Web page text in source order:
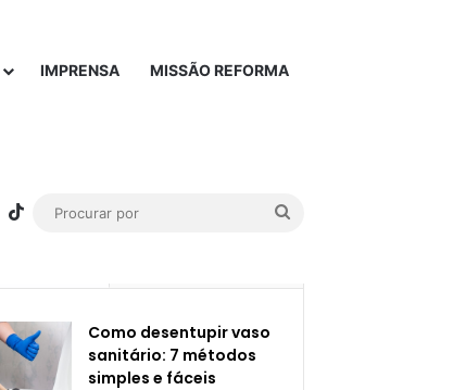
IMPRENSA MISSÃO REFORMA
TikTok
Como desentupir vaso
sanitário: 7 métodos
simples e fáceis